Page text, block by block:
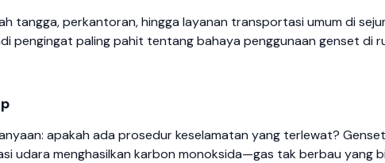
tangga, perkantoran, hingga layanan transportasi umum di
pengingat paling pahit tentang bahaya penggunaan genset di
apakah ada prosedur keselamatan yang terlewat? Genset
udara menghasilkan karbon monoksida—gas tak berbau yang